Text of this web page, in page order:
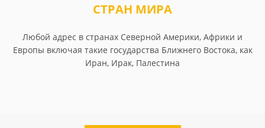
СТРАН МИРА
Любой адрес в странах Северной Америки, Африки и
Европы включая такие государства Ближнего Востока, как
Иран, Ирак, Палестина